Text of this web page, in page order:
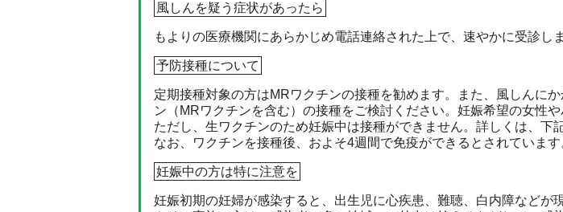
風しんを疑う症状があったら
もよりの医療機関にあらかじめ電話連絡された上で、速やかに受診し
予防接種について
定期接種対象の方はMRワクチンの接種を勧めます。また、風しんに
ン（MRワクチンを含む）の接種をご検討ください。妊娠希望の女性
ただし、生ワクチンのため妊娠中は接種ができません。詳しくは、
なお、ワクチンを接種後、およそ4週間で免疫ができるとされています
妊娠中の方は特に注意を
妊娠初期の妊婦が感染すると、出生児に心疾患、難聴、白内障など